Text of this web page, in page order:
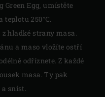
Green Egg, umístěte
teplotu 250°C.
hladké strany masa.
a maso vložíte ostří
odříznete. Z každé
masa. Ty pak
sníst.